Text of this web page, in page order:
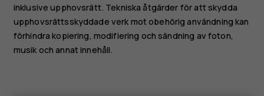
inklusive upphovsrätt. Tekniska åtgärder för att skydda
upphovsrättsskyddade verk mot obehörig användning kan
förhindra kopiering, modifiering och sändning av foton,
musik och annat innehåll.